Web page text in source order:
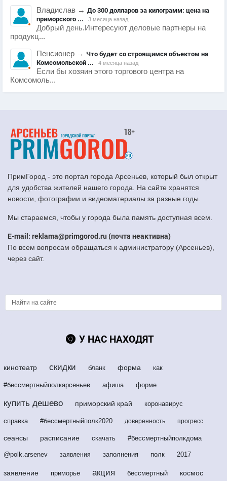
Владислав → До 300 долларов за килограмм: цена на
приморского ...
3 месяца назад
Добрый день.Интересуют деловые партнеры на
продукц...
Пенсионер → Что будет со строящимся объектом на
Комсомольской ...
4 месяца назад
Если бы хозяин этого торгового центра на
Комсомоль...
ПримГород - это портал города Арсеньев, который был открыт
для удобства жителей нашего города. На сайте хранятся
новости, фотографии и видеоматериалы за разные годы.
Мы стараемся, чтобы у города была память доступная всем.
E-mail: reklama@primgorod.ru (почта неактивна)
По всем вопросам обращаться к администратору (Арсеньев),
через сайт.
У НАС НАХОДЯТ
кинотеатр скидки бланк форма как
#бессмертныйполкарсеньев афиша форме
купить дешево приморский край коронавирус
справка #бессмертныйполк2020 доверенность прогресс
сеансы расписание скачать #бессмертныйполкдома
@polk.arsenev заявления заполнения полк 2017
заявление приморье акция бессмертный космос